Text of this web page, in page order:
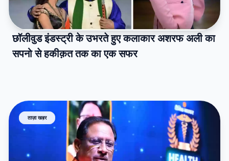
छॉलीवुड इंडस्ट्री के उभरते हुए कलाकार अशरफ अली का
सपनो से हकीक़त तक का एक सफर
ताज़ा खब़र